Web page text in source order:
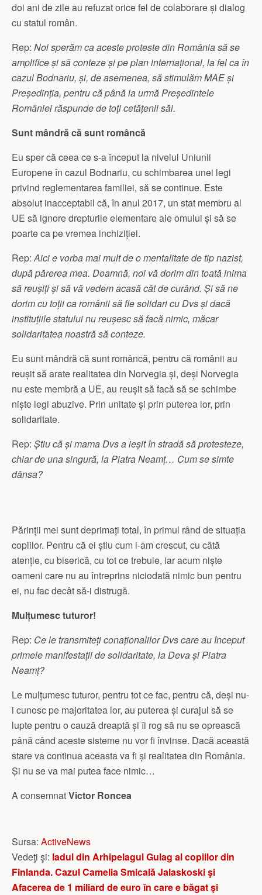
doi ani de zile au refuzat orice fel de colaborare și dialog
cu statul român.
Rep: Noi sperăm ca aceste proteste din România să se
amplifice și să conteze și pe plan internațional, la fel ca în
cazul Bodnariu, și, de asemenea, să stimulăm MAE și
Președinția, pentru că până la urmă Președintele
României răspunde de toți cetățenii săi.
Sunt mândră că sunt româncă
Eu sper că ceea ce s-a început la nivelul Uniunii
Europene în cazul Bodnariu, cu schimbarea unei legi
privind reglementarea familiei, să se continue. Este
absolut inacceptabil că, în anul 2017, un stat membru al
UE să ignore drepturile elementare ale omului și să se
poarte ca pe vremea inchiziției.
Rep:Aici e vorba mai mult de o mentalitate de tip nazist,
după părerea mea. Doamnă, noi vă dorim din toată inima
să reușiți și să vă vedem acasă cât de curând. Și să ne
dorim cu toții ca românii să fie solidari cu Dvs și dacă
instituțiile statului nu reușesc să facă nimic, măcar
solidaritatea noastră să conteze.
Eu sunt mândră că sunt româncă, pentru că românii au
reușit să arate realitatea din Norvegia și, deși Norvegia
nu este membră a UE, au reușit să facă să se schimbe
niște legi abuzive. Prin unitate și prin puterea lor, prin
solidaritate.
Rep: Știu că și mama Dvs a ieșit în stradă să protesteze,
chiar de una singură, la Piatra Neamț… Cum se simte
dânsa?
Părinții mei sunt deprimați total, în primul rând de situația
copiilor. Pentru că ei știu cum i-am crescut, cu câtă
atenție, cu biserică, cu tot ce trebuie, iar acum niște
oameni care nu au întreprins niciodată nimic bun pentru
ei, nu fac decât să-i distrugă.
Mulțumesc tuturor!
Rep: Ce le transmiteți conaționalilor Dvs care au început
primele manifestații de solidaritate, la Deva și Piatra
Neamț?
Le mulțumesc tuturor, pentru tot ce fac, pentru că, deși nu-
i cunosc pe majoritatea lor, au puterea și curajul să se
lupte pentru o cauză dreaptă și îi rog să nu se oprească
până când aceste sisteme nu vor fi învinse. Dacă această
stare va continua aceasta va fi și realitatea din România.
Și nu se va mai putea face nimic…
A consemnatVictor Roncea
Sursa: ActiveNews
Vedeţi şi: Iadul din Arhipelagul Gulag al copiilor din
Finlanda. Cazul Camelia Smicală Jalaskoski şi
Afacerea de 1 miliard de euro în care e băgat şi